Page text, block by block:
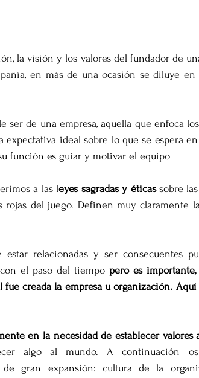
la visión y los valores del fundador de
en más de una ocasión se diluye
ser de una empresa, aquella que enfoca
ideal sobre lo que se espera
función es guiar y motivar el equipo
a las leyes sagradas y éticas sobre
rojas del juego. Definen muy claramente
con el paso del tiempo pero es
creada la empresa u organización.
en la necesidad de establecer valores
algo al mundo. A continuación
de gran expansión: cultura de la